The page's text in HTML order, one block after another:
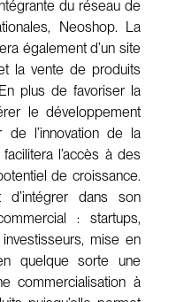
du réseau de
Neoshop. La
également d’un site
la vente de produits
plus de favoriser la
le développement
de l’innovation de la
l’accès à des
de croissance.
dans son
: startups,
mise en
quelque sorte une
commercialisation à